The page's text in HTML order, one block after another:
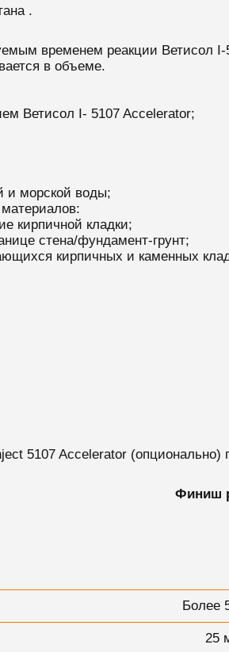
.
временем реакции Ветисол
в объеме.
Ветисол I- 5107 Accelerator;
и морской воды;
кирпичной кладки;
стена/фундамент-грунт;
кирпичных и каменных
5107 Accelerator (опционально)
Финиш
Более
25